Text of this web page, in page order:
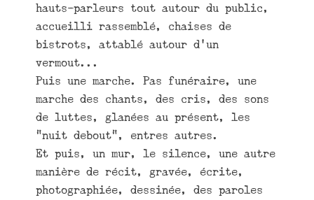
hauts-parleurs tout autour du public,
accueilli rassemblé, chaises de
bistrots, attablé autour d’un
vermout...
Puis une marche. Pas funéraire, une
marche des chants, des cris, des sons
de luttes, glanées au présent, les
"nuit debout", entres autres.
Et puis, un mur, le silence, une autre
manière de récit, gravée, écrite,
photographiée, dessinée, des paroles